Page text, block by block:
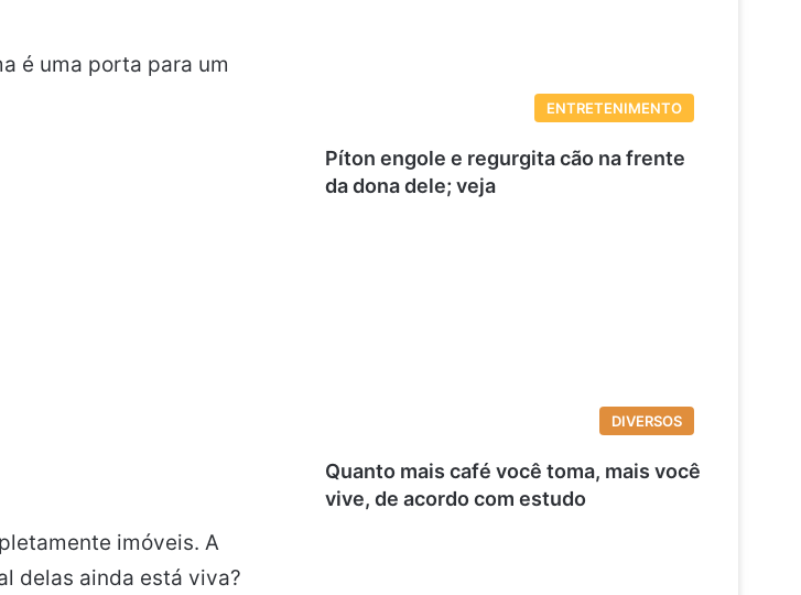
é uma porta para um
imóveis. A
delas ainda está viva?
ENTRETENIMENTO
Píton engole e regurgita cão na frente
da dona dele; veja
DIVERSOS
Quanto mais café você toma, mais você
vive, de acordo com estudo